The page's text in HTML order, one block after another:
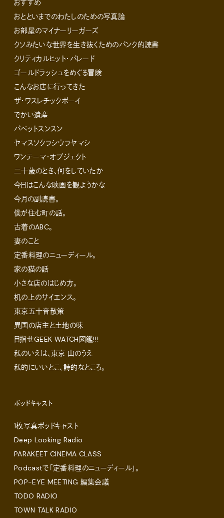
おすすめ
おとといまでのわたしのための写真論
お部屋のマイナーリーガーズ
クソみたいな世界を生き抜くためのパンク的読書
クリティカルヒット・パレード
ゴールドラッシュをめぐる冒険
こんなお店に行ってきた
ザ・ワスレチックボーイ
でかい遺産
パペットスンスン
ヤマスソクラシウラヤマシ
ワンテーマ・オブジェクト
二十歳のとき、何をしていたか
今日はこんな映画を観ようかな
今月の副読書。
僕が住む町の話。
古着のABC。
妻のこと
定番料理のニューディール。
家の猫の話
小さな店のはじめ方。
机の上のサイエンス。
東京五十音散策
異国の店主と土地の味
目指せGEEK WATCH図鑑!!!
私のいえは、東京 山のうえ
私的にいいとこ、詩的なところ。
ポッドキャスト
1枚写真ポッドキャスト
Deep Looking Radio
PARAKEET CINEMA CLASS
Podcastで「定番料理のニューディール」。
POP-EYE MEETING 編集会議
TODO RADIO
TOWN TALK RADIO